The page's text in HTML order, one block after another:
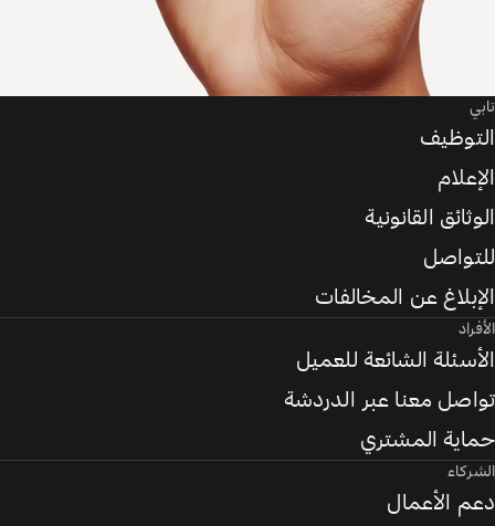
تابي
التوظيف
الإعلام
الوثائق القانونية
للتواصل
الإبلاغ عن المخالفات
الأفراد
الأسئلة الشائعة للعميل
تواصل معنا عبر الدردشة
حماية المشتري
الشركاء
دعم الأعمال